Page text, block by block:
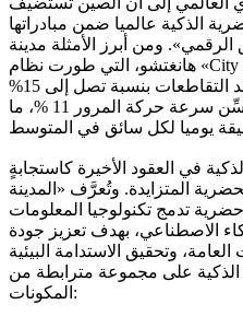
الذكية عالميا ضمن مبادراتها
الرقمي». ومن أبرز الأمثلة مدينة
هانغتشو، التي طورت نظام «City Brain» بالشراكة مع شركة «علي
بابا»، الذي يُقلِّل أوقات الانتظار عند التقاطعات بنسبة تصل إلى 15%
باستخدام الذكاء الاصطناعي، ويُحسِّن سرعة حركة المرور 11 %، ما
في العقود الأخيرة كاستجابةٍ
المتزايدة. وتُعرَّف «المدينة
حضرية تدمج تكنولوجيا المعلومات
الاصطناعي، بهدف تعزيز جودة
وتحقيق الاستدامة البيئية
الذكية على مجموعة مترابطة من
المكونات: